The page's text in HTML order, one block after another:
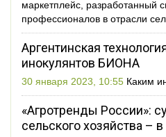
маркетплейс, разработанный
профессионалов в отрасли
Аргентинская
инокулянтов БИОНА
30 января 2023, 10:55 Каким
«Агротренды России»:
сельского хозяйства –